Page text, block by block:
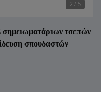
2 / 5
τσεπών
σπουδαστών